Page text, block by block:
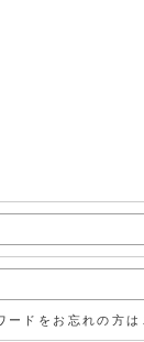
ードをお忘れの方は